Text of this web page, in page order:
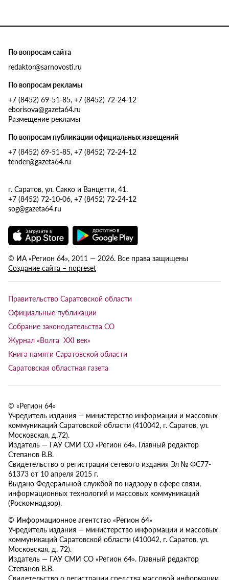
По вопросам сайта
redaktor@sarnovosti.ru
По вопросам рекламы
+7 (8452) 69-51-85, +7 (8452) 72-24-12
eborisova@gazeta64.ru
Размещение рекламы
По вопросам публикации официальных извещений
+7 (8452) 69-51-85, +7 (8452) 72-24-12
tender@gazeta64.ru
г. Саратов, ул. Сакко и Ванцетти, 41.
+7 (8452) 72-10-06, +7 (8452) 72-24-12
sog@gazeta64.ru
© ИА «Регион 64», 2011 — 2026. Все права защищены
Создание сайта – nopreset
Правительство Саратовской области
Официальные публикации
Собрание законодательства СО
Журнал «Волга XXI век»
Книга памяти Саратовской области
Саратовская областная газета
© «Регион 64»
Учредитель издания — министерство информации и массовых
коммуникаций Саратовской области (410042, г. Саратов, ул.
Московская, д.72).
Издатель — ГАУ СМИ СО «Регион 64». Главный редактор
Степанов В.В.
Свидетельство о регистрации сетевого издания Эл № ФС77-
61373 от 10 апреля 2015 г.
Выдано Федеральной службой по надзору в сфере связи,
информационных технологий и массовых коммуникаций
(Роскомнадзор).
© Информационное агентство «Регион 64»
Учредитель издания — министерство информации и массовых
коммуникаций Саратовской области (410042, г. Саратов, ул.
Московская, д. 72).
Издатель — ГАУ СМИ СО «Регион 64». Главный редактор
Степанов В.В.
Свидетельство о регистрации средства массовой информации